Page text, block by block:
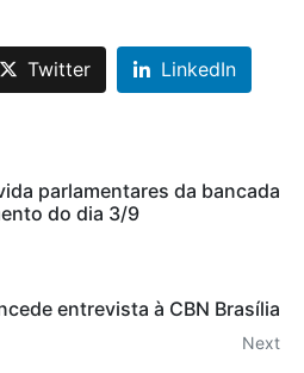
Twitter LinkedIn
parlamentares da bancada
do dia 3/9
entrevista à CBN Brasília
Next